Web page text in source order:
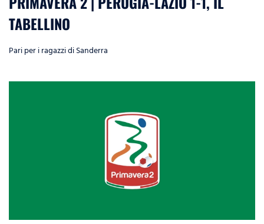
TABELLINO
Pari per i ragazzi di Sanderra